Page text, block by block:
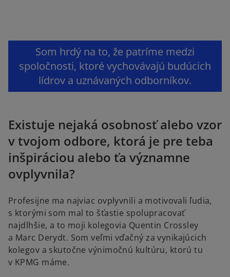
Som hrdý na to, že patríme medzi
spoločnosti, ktoré vychovávajú budúcich
lídrov a uznávaných odborníkov.
Existuje nejaká osobnosť alebo vzor
v tvojom odbore, ktorá je pre teba
inšpiráciou alebo ťa významne
ovplyvnila?
Profesijne ma najviac ovplyvnili a motivovali ľudia,
s ktorými som mal to šťastie spolupracovať
najdlhšie, a to moji kolegovia Quentin Crossley
a Marc Derydt. Som veľmi vďačný za vynikajúcich
kolegov a skutočne výnimočnú kultúru, ktorú tu
v KPMG máme.